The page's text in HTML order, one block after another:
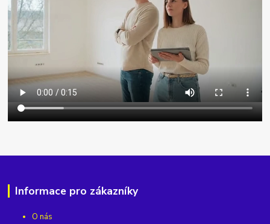
Informace pro zákazníky
O nás